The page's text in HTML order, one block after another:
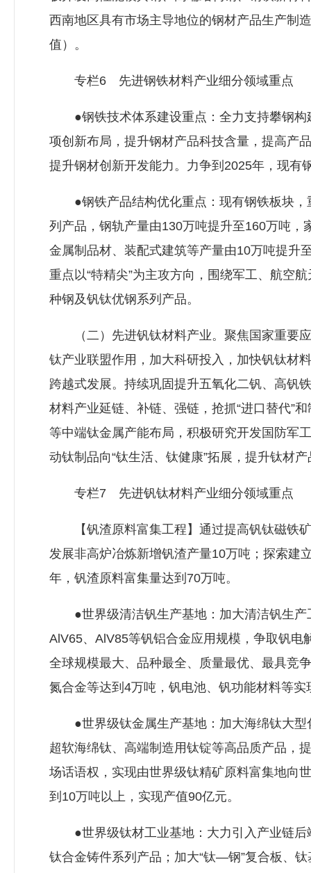
西南地区具有市场主导地位的钢材产品生产制
值）。
专栏6 先进钢铁材料产业细分领域重点
●钢铁技术体系建设重点：全力支持攀钢构
项创新布局，提升钢材产品科技含量，提高产
提升钢材创新开发能力。力争到2025年，现
●钢铁产品结构优化重点：现有钢铁板块，
列产品，钢轨产量由130万吨提升至160万吨
金属制品材、装配式建筑等产量由10万吨提升
重点以“特精尖”为主攻方向，围绕军工、航空
种钢及钒钛优钢系列产品。
（二）先进钒钛材料产业。聚焦国家重要应
钛产业联盟作用，加大科研投入，加快钒钛材
跨越式发展。持续巩固提升五氧化二钒、高钒
材料产业延链、补链、强链，抢抓“进口替代”
等中端钛金属产能布局，积极研究开发国防军
动钛制品向“钛生活、钛健康”拓展，提升钛材
专栏7 先进钒钛材料产业细分领域重点
【钒渣原料富集工程】通过提高钒钛磁铁矿
发展非高炉冶炼新增钒渣产量10万吨；探索建
年，钒渣原料富集量达到70万吨。
●世界级清洁钒生产基地：加大清洁钒生产
AlV65、AlV85等钒铝合金应用规模，争取钒
全球规模最大、品种最全、质量最优、最具竞
氮合金等达到4万吨，钒电池、钒功能材料等
●世界级钛金属生产基地：加大海绵钛大型
超软海绵钛、高端制造用钛锭等高品质产品，
场话语权，实现由世界级钛精矿原料富集地向
到10万吨以上，实现产值90亿元。
●世界级钛材工业基地：大力引入产业链后
钛合金铸件系列产品；加大“钛—钢”复合板、